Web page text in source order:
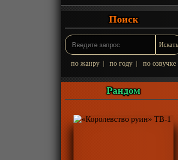
Поиск
по жанру по году по озвучке
Рандом